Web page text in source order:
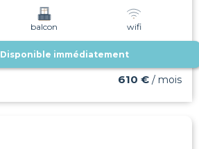
balcon wifi
Disponible immédiatement
610 € / mois